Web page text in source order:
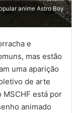
anime Astro Boy
e
mas estão
uma aparição
de arte
MSCHF está por
animado